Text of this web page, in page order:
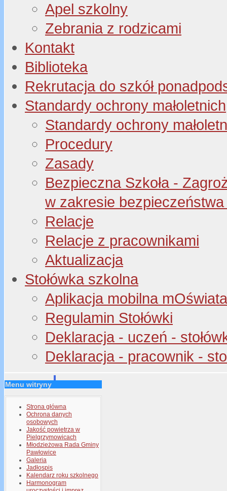
Apel szkolny
Zebrania z rodzicami
Kontakt
Biblioteka
Rekrutacja do szkół
Standardy ochrony małoletnich
Standardy ochrony
Procedury
Zasady
Bezpieczna Szkoła -
w zakresie
Relacje
Relacje z pracownikami
Aktualizacja
Stołówka szkolna
Aplikacja mobilna
Regulamin Stołówki
Deklaracja - uczeń -
Deklaracja - pracownik -
Menu witryny
Strona główna
Ochrona danych
osobowych
Jakość powietrza w
Pielgrzymowicach
Młodzieżowa Rada Gminy
Pawłowice
Galeria
Jadłospis
Kalendarz roku szkolnego
Harmonogram